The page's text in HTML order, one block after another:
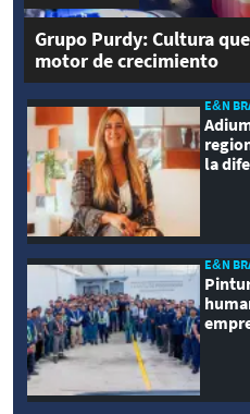
Grupo Purdy: Cultura
motor de crecimiento
E&N
la
E&N